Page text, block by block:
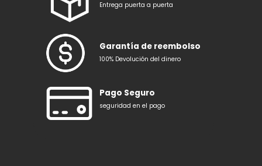
Entrega puerta a puerta
Garantía de reembolso
100% Devolución del dinero
Pago Seguro
seguridad en el pago